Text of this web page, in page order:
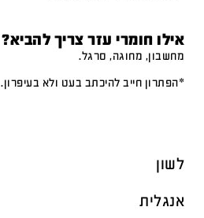
אילו חומרי עזר צריך להביא?
מחשבון, מחוגה, סרגל.
*הפתרון חייב להיכתב בעט ולא בעיפרון.
לשון
אנגלית